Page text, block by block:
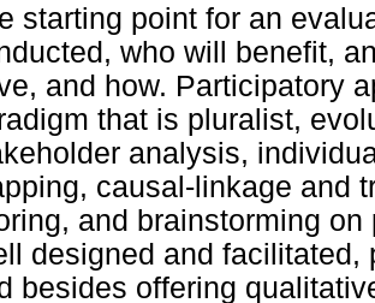
starting point for an
who will benefit,
and how. Participatory
that is pluralist,
analysis,
causal-linkage and
and brainstorming
designed and facilitated,
besides offering